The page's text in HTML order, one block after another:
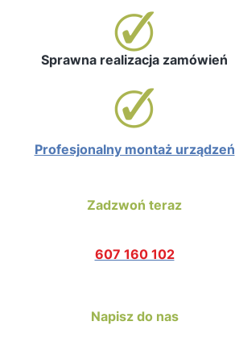
Sprawna realizacja zamówień
Profesjonalny montaż urządzeń
Zadzwoń teraz
607 160 102
Napisz do nas